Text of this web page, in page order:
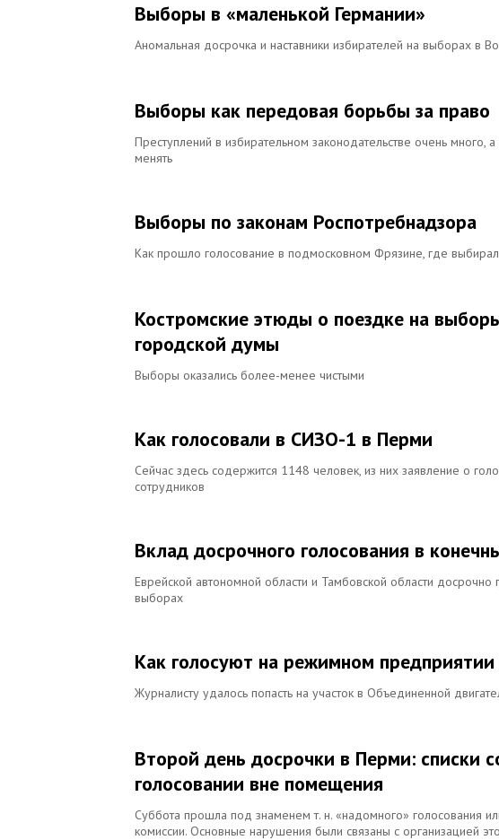
Выборы в «маленькой Германии»
Аномальная досрочка и наставники избирателей на выборах в
Выборы как передовая борьбы за право
Преступлений в избирательном законодательстве очень
менять
Выборы по законам Роспотребнадзора
Как прошло голосование в подмосковном Фрязине, где
Костромские этюды о поездке на
городской думы
Выборы оказались более-менее чистыми
Как голосовали в СИЗО-1 в Перми
Сейчас здесь содержится 1148 человек, из них заявление о
сотрудников
Вклад досрочного голосования в
Еврейской автономной области и Тамбовской области досрочно
выборах
Как голосуют на режимном
Журналисту удалось попасть на участок в Объединенной
Второй день досрочки в Перми: списки
голосовании вне помещения
Суббота прошла под знаменем т. н. «надомного» голосования
комиссии. Основные нарушения были связаны с организацией